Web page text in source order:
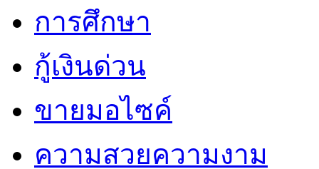
การศึกษา
กู้เงินด่วน
ขายมอไซค์
ความสวยความงาม